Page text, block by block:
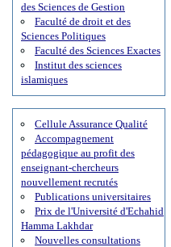
des Sciences de Gestion
Faculté de droit et des
Sciences Politiques
Faculté des Sciences Exactes
Institut des sciences
islamiques
Cellule Assurance Qualité
Accompagnement
pédagogique au profit des
enseignant-chercheurs
nouvellement recrutés
Publications universitaires
Prix de l'Université d'Echahid
Hamma Lakhdar
Nouvelles consultations